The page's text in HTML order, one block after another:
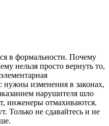
в формальности. Почему
нельзя просто вернуть то,
нужны изменения в законах,
нарушителя шло
инженеры отмахиваются.
Только не сдавайтесь и не